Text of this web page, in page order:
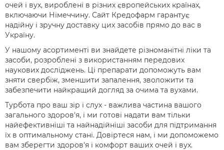
очей і вух, вироблені в різних європейських країнах,
включаючи Німеччину. Сайт Кредофарм гарантує
надійну і зручну доставку цих засобів прямо до вас в
Україну.
У нашому асортименті ви знайдете різноманітні ліки та
засоби, розроблені з використанням передових
наукових досліджень. Ці препарати допоможуть вам
зняти свербіж, зменшити запалення, зволожити та
забезпечити найкращий догляд за очима та вухами.
Турбота про ваш зір і слух - важлива частина вашого
загального здоров'я, і ми готові надати вам тільки
найефективніші та найнадійніші засоби для підтримання
їх в оптимальному стані. Довіртеся нам, і ми допоможемо
вам зберегти здоров'я і комфорт ваших очей і вух.